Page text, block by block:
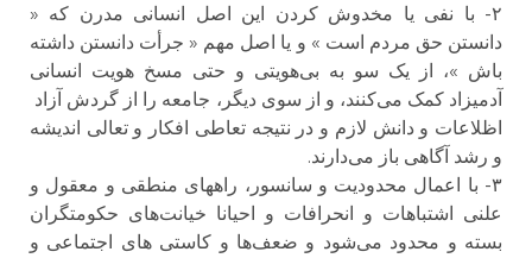
۲- با نفی یا مخدوش کردن این اصل انسانی مدرن که «
دانستن حق مردم است » و یا اصل مهم « جرأت دانستن داشته
باش »، از یک سو به بی‌هویتی و حتی مسخ هویت انسانی
آدمیزاد کمک می‌کنند، و از سوی دیگر، جامعه را از گردش آزاد
اظلاعات و دانش لازم و در نتیجه تعاطی افکار و تعالی اندیشه
و رشد آگاهی باز می‌دارند.
۳- با اعمال محدودیت و سانسور، راههای منطقی و معقول و
علنی اشتباهات و انحرافات و احیانا خیانت‌های حکومتگران
بسته و محدود می‌شود و ضعف‌ها و کاستی های اجتماعی و